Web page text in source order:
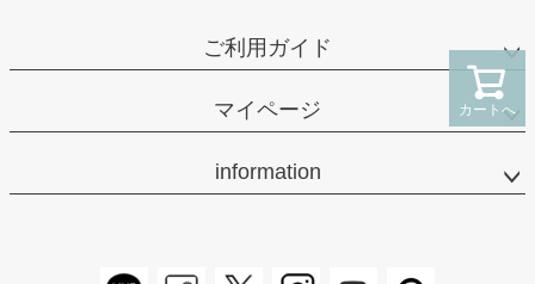
カートへ
ご利用ガイド
マイページ
information